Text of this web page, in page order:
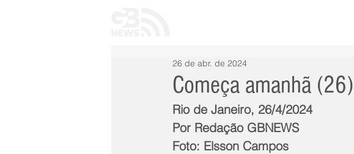
Começa amanhã
26 de abr. de 2024
Rio de Janeiro, 26/4/2024
Por Redação GBNEWS
Foto: Elsson Campos